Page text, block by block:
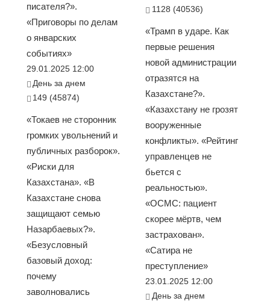
писателя?».
«Приговоры по делам
о январских
событиях»
29.01.2025 12:00
День за днем
149 (45874)
«Токаев не сторонник
громких увольнений и
публичных разборок».
«Риски для
Казахстана». «В
Казахстане снова
защищают семью
Назарбаевых?».
«Безусловный
базовый доход:
почему
заволновались
1128 (40536)
«Трамп в ударе. Как
первые решения
новой администрации
отразятся на
Казахстане?».
«Казахстану не грозят
вооруженные
конфликты». «Рейтинг
управленцев не
бьется с
реальностью».
«ОСМС: пациент
скорее мёртв, чем
застрахован».
«Сатира не
преступление»
23.01.2025 12:00
День за днем